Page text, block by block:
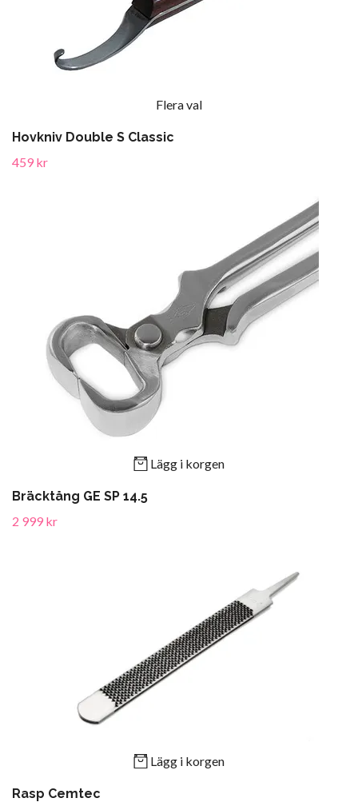
Flera val
Hovkniv Double S Classic
459 kr
Lägg i korgen
Bräcktång GE SP 14.5
2 999 kr
Lägg i korgen
Rasp Cemtec